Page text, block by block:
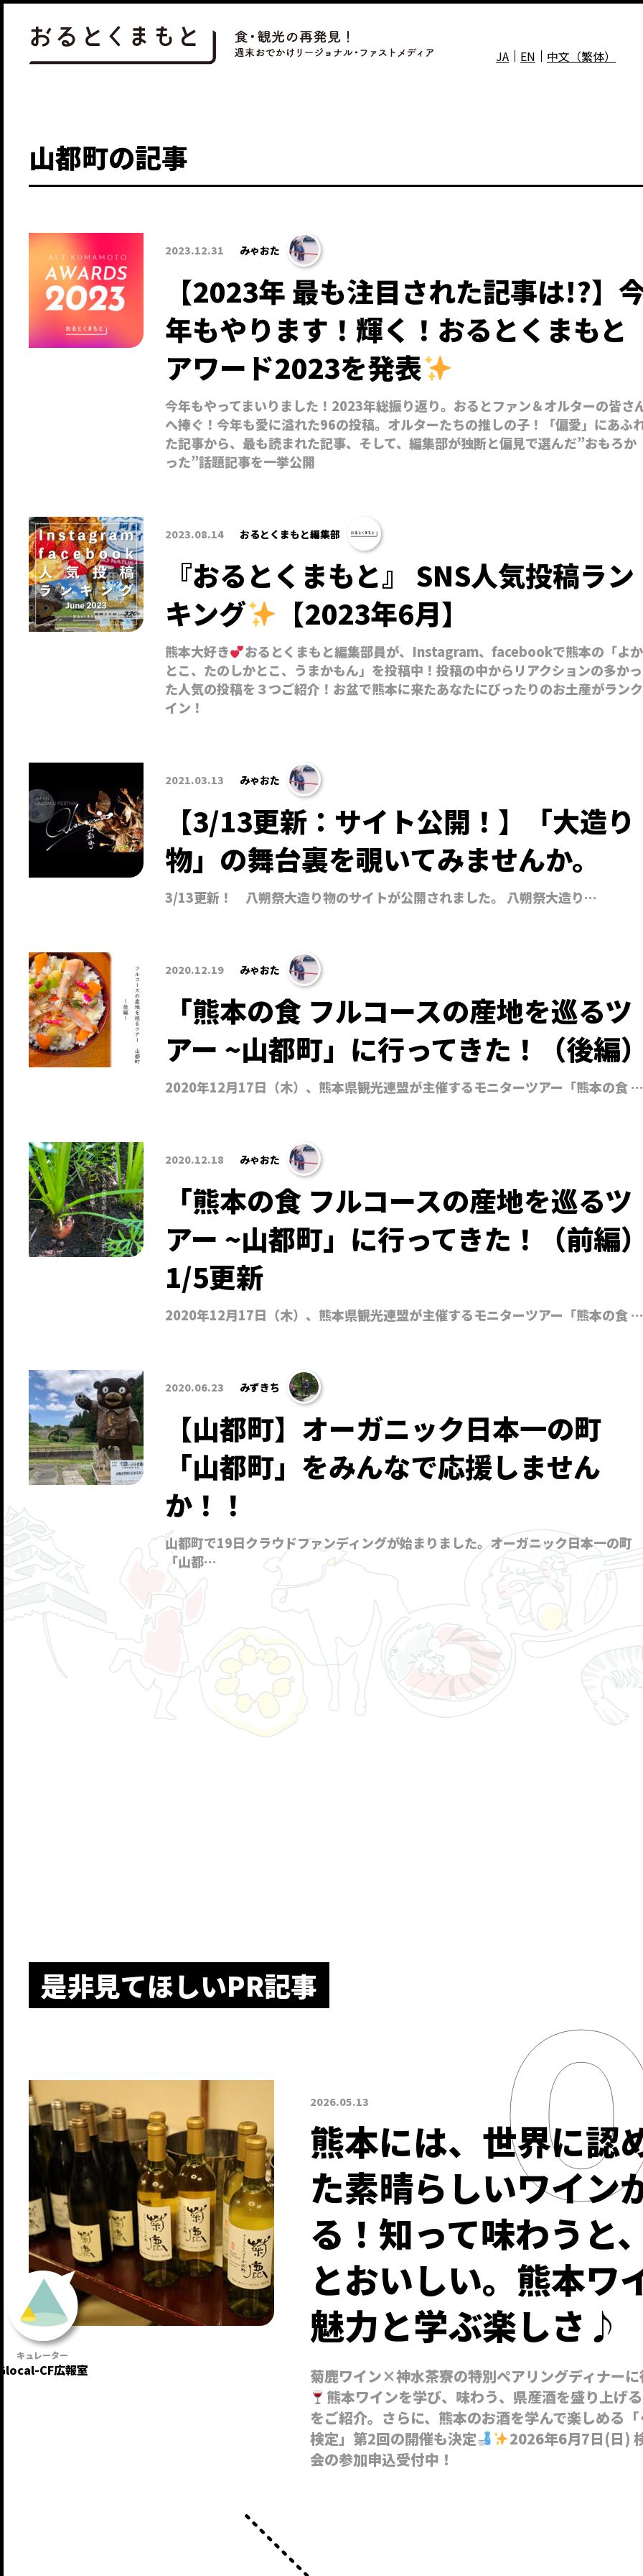
JA EN 中文（繁体）
山都町の記事
2023.12.31 みゃおた
【2023年 最も注目された記事は!?】
年もやります！輝く！おるとくまもと
アワード2023を発表
今年もやってまいりました！2023年総振り返り。おるとファン＆オルターの皆さ
へ捧ぐ！今年も愛に溢れた96の投稿。オルターたちの推しの子！「偏愛」にあふ
た記事から、最も読まれた記事、そして、編集部が独断と偏見で選んだ”おもろか
った”話題記事を一挙公開
2023.08.14 おるとくまもと編集部
『おるとくまもと』 SNS人気投稿ラン
キング
【2023年6月】
熊本大好き
おるとくまもと編集部員が、Instagram、facebookで熊本の「よか
とこ、たのしかとこ、うまかもん」を投稿中！投稿の中からリアクションの多かっ
た人気の投稿を３つご紹介！お盆で熊本に来たあなたにぴったりのお土産がランク
イン！
2021.03.13 みゃおた
【3/13更新：サイト公開！】「大造り
物」の舞台裏を覗いてみませんか。
3/13更新！ 八朔祭大造り物のサイトが公開されました。 八朔祭大造り…
2020.12.19 みゃおた
「熊本の食 フルコースの産地を巡るツ
アー ~山都町」に行ってきた！（後編
2020年12月17日（木）、熊本県観光連盟が主催するモニターツアー「熊本の食 …
2020.12.18 みゃおた
「熊本の食 フルコースの産地を巡るツ
アー ~山都町」に行ってきた！（前編
1/5更新
2020年12月17日（木）、熊本県観光連盟が主催するモニターツアー「熊本の食 …
2020.06.23 みずきち
【山都町】オーガニック日本一の町
「山都町」をみんなで応援しません
か！！
山都町で19日クラウドファンディングが始まりました。オーガニック日本一の町
「山都…
是非見てほしいPR記事
2026.05.13
CF広報室
熊本には、世界に認
た素晴らしいワイン
る！知って味わうと
とおいしい。熊本ワ
魅力と学ぶ楽しさ♪
菊鹿ワイン×神水茶寮の特別ペアリングディナーに
熊本ワインを学び、味わう、県産酒を盛り上げ
をご紹介。さらに、熊本のお酒を学んで楽しめる
検定」第2回の開催も決定
2026年6月7日(日)
会の参加申込受付中！